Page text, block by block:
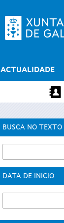
ACTUALIDADE
BUSCA NO TEXTO
DATA DE INICIO
de